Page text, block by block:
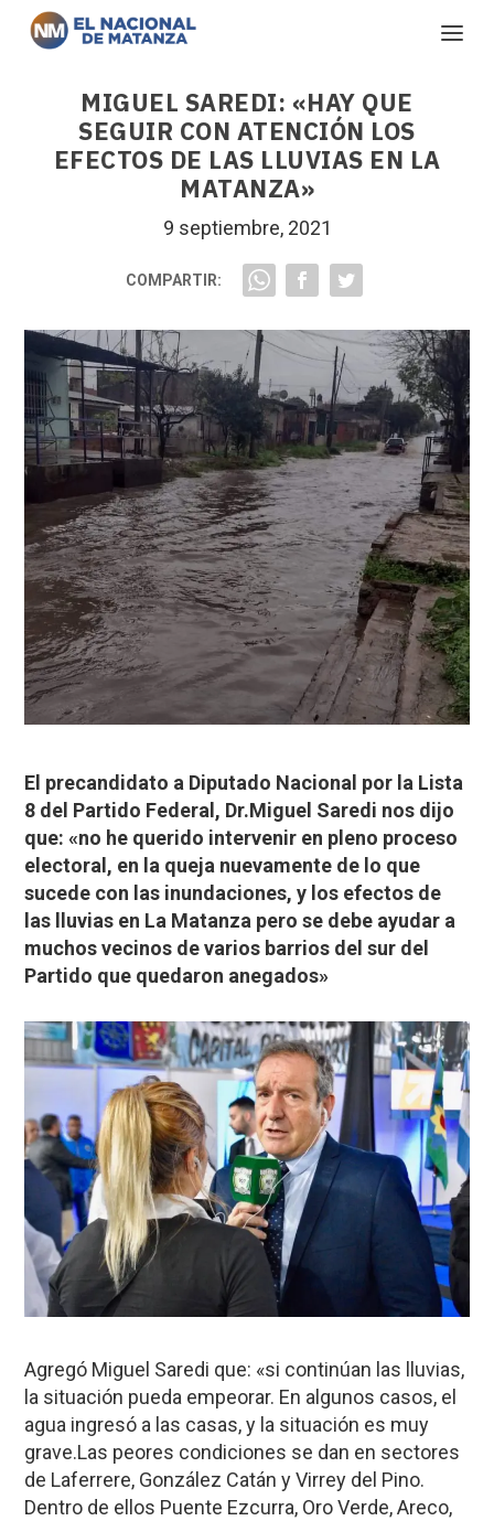
MIGUEL SAREDI: «HAY QUE
SEGUIR CON ATENCIÓN LOS
EFECTOS DE LAS LLUVIAS EN LA
MATANZA»
9 septiembre, 2021
COMPARTIR:
El precandidato a Diputado Nacional por la Lista
8 del Partido Federal, Dr.Miguel Saredi nos dijo
que: «no he querido intervenir en pleno proceso
electoral, en la queja nuevamente de lo que
sucede con las inundaciones, y los efectos de
las lluvias en La Matanza pero se debe ayudar a
muchos vecinos de varios barrios del sur del
Partido que quedaron anegados»
Agregó Miguel Saredi que: «si continúan las lluvias,
la situación pueda empeorar. En algunos casos, el
agua ingresó a las casas, y la situación es muy
grave.Las peores condiciones se dan en sectores
de Laferrere, González Catán y Virrey del Pino.
Dentro de ellos Puente Ezcurra, Oro Verde, Areco,